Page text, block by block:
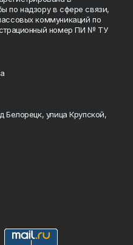
по надзору в сфере связи,
коммуникаций по
номер ПИ № ТУ
Белорецк, улица Крупской,